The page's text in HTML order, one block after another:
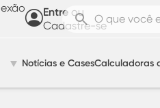
Entreou
Cadastre-se
Notícias e CasesCalculadoras